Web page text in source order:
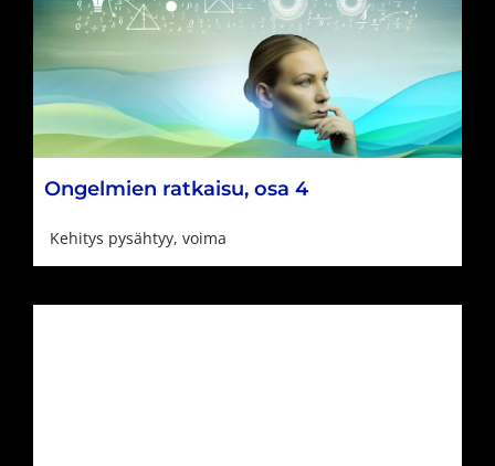
Ongelmien ratkaisu, osa 4
Kehitys pysähtyy, voima